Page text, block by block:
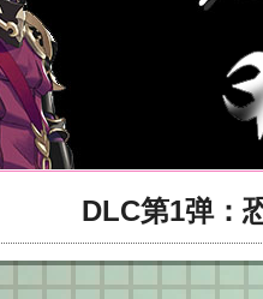
DLC第1弹：